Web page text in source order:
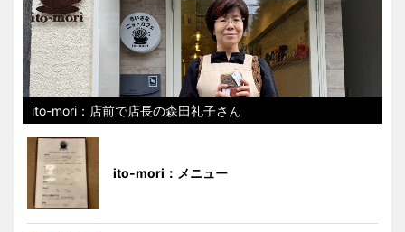
ito-mori：店前で店長の森田礼子さん
ito-mori：メニュー